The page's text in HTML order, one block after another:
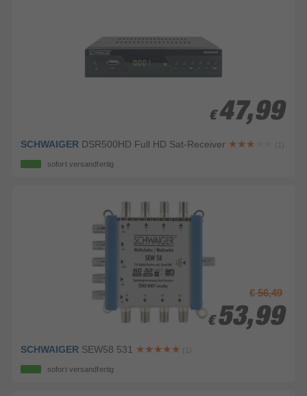
€ 47,99
€ 47,99
SCHWAIGER DSR500HD Full HD Sat-Receiver (1)
sofort versandfertig
€ 56,49
€ 53,99
€ 53,99
SCHWAIGER SEW58 531 (1)
sofort versandfertig